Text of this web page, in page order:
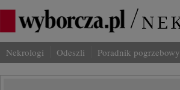
Nekrologi Odeszli Poradnik pogrzebowy